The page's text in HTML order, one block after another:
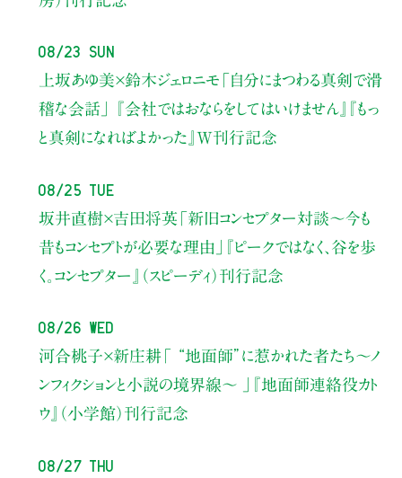
08/23 Sun
上坂あゆ美×鈴木ジェロニモ 「自分にまつわる真剣で滑
稽な会話」
『会社ではおならをしてはいけません』『もっ
と真剣になればよかった』W刊行記念
08/25 Tue
坂井直樹×吉田将英「新旧コンセプター対談～今も
昔もコンセプトが必要な理由」
『ピークではなく、谷を歩
く。コンセプター』（スピーディ）刊行記念
08/26 Wed
河合桃子×新庄耕「 “地面師”に惹かれた者たち〜ノ
ンフィクションと小説の境界線〜 」
『地面師連絡役カト
ウ』（小学館）刊行記念
08/27 Thu